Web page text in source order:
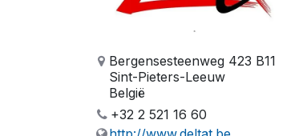
Bergensesteenweg 423 B11
Sint-Pieters-Leeuw
België
+32 2 521 16 60